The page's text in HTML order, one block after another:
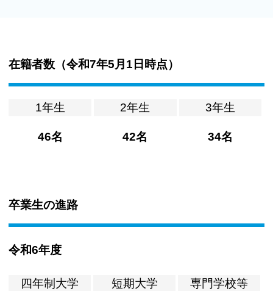
在籍者数（令和7年5月1日時点）
1年生
46名
2年生
42名
3年生
34名
卒業生の進路
令和6年度
四年制大学 短期大学 専門学校等